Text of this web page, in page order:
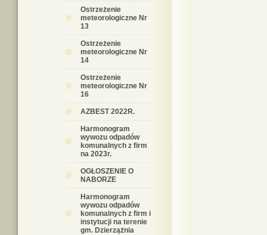
Ostrzeżenie
meteorologiczne Nr
13
Ostrzeżenie
meteorologiczne Nr
14
Ostrzeżenie
meteorologiczne Nr
16
AZBEST 2022R.
Harmonogram
wywozu odpadów
komunalnych z firm
na 2023r.
OGŁOSZENIE O
NABORZE
Harmonogram
wywozu odpadów
komunalnych z firm i
instytucji na terenie
gm. Dzierzążnia